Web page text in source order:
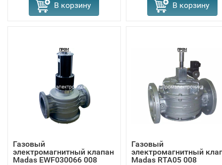
В корзину В корзину
Газовый
электромагнитный клапан
Madas EWF030066 008
Газовый
электромагнитный
Madas RTA05 008